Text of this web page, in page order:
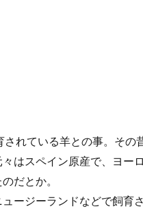
れている羊との事。その
はスペイン原産で、ヨー
だとか。
ージーランドなどで飼育